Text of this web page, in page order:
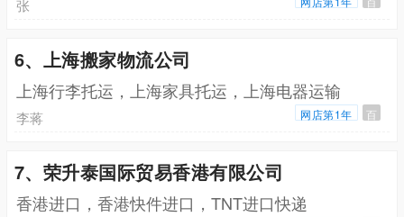
张
6、上海搬家物流公司
上海行李托运，上海家具托运，上海电器运输
李蒋 网店第1年 百
7、荣升泰国际贸易香港有限公司
香港进口，香港快件进口，TNT进口快递